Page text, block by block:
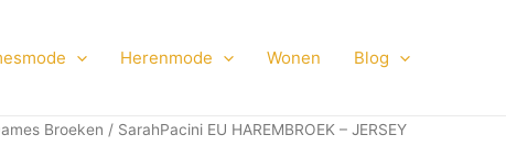
Herenmode Wonen Blog
Broeken / SarahPacini EU HAREMBROEK – JERSEY